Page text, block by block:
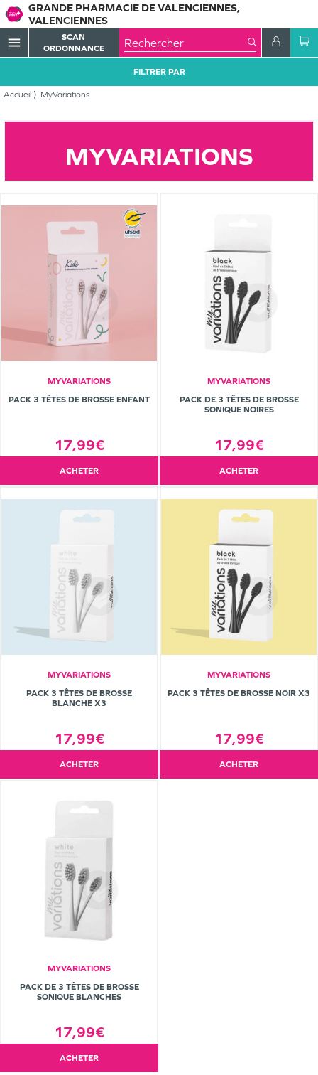
GRANDE PHARMACIE DE VALENCIENNES,
VALENCIENNES
menu
SCAN
ORDONNANCE
Accueil MyVariations
FILTRER PAR
MYVARIATIONS
MYVARIATIONS
PACK 3 TÊTES DE BROSSE ENFANT
17,99€
ACHETER
MYVARIATIONS
PACK DE 3 TÊTES DE BROSSE
SONIQUE NOIRES
17,99€
ACHETER
MYVARIATIONS
PACK 3 TÊTES DE BROSSE
BLANCHE X3
17,99€
ACHETER
MYVARIATIONS
PACK 3 TÊTES DE BROSSE NOIR X3
17,99€
ACHETER
MYVARIATIONS
PACK DE 3 TÊTES DE BROSSE
SONIQUE BLANCHES
17,99€
ACHETER